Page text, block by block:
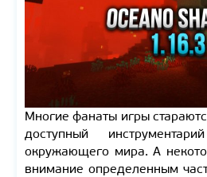
Многие фанаты игры
доступный
окружающего мира. А
внимание определенным